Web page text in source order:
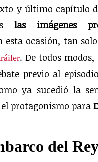
y último capítulo
las imágenes
esta ocasión, tan
. De todos
previo al
ya sucedió la
protagonismo para
del Rey